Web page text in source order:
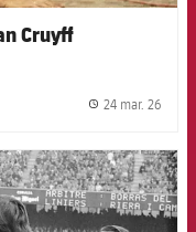
Cruyff
24 mar. 26
badge